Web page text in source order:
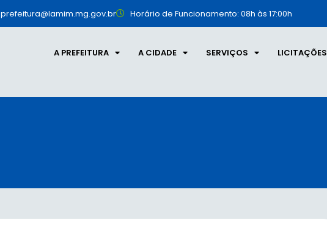
prefeitura@lamim.mg.gov.br Horário de Funcionamento: 08h às 17:00h
A PREFEITURA A CIDADE SERVIÇOS LICITAÇÕES